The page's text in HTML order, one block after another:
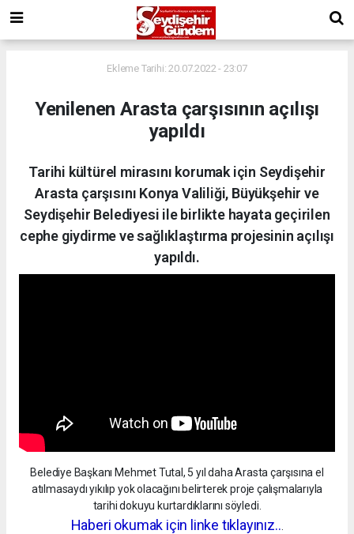
Ekleme Tarihi: 20.07.2022 - 23:07
Yenilenen Arasta çarşısının açılışı
yapıldı
Tarihi kültürel mirasını korumak için Seydişehir
Arasta çarşısını Konya Valiliği, Büyükşehir ve
Seydişehir Belediyesi ile birlikte hayata geçirilen
cephe giydirme ve sağlıklaştırma projesinin açılışı
yapıldı.
Belediye Başkanı Mehmet Tutal, 5 yıl daha Arasta çarşısına el
atılmasaydı yıkılıp yok olacağını belirterek proje çalışmalarıyla
tarihi dokuyu kurtardıklarını söyledi.
Haberi okumak için linke tıklayınız..